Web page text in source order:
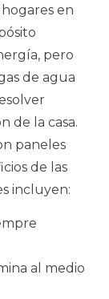
en
pero
de agua
de la casa.
paneles
de las
incluyen:
al medio